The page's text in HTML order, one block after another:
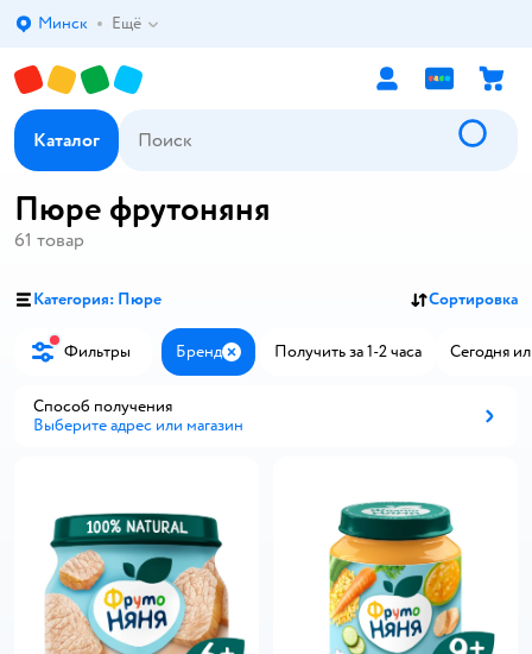
Выбор адреса доставки.
Минск Ещё
Каталог
Пюре фрутоняня
61 товар
Категория: Пюре Сортировка
Фильтры Бренд ЗакрытьПолучить за 1-2 часа Сегодня
Способ получения
Выберите адрес или магазин